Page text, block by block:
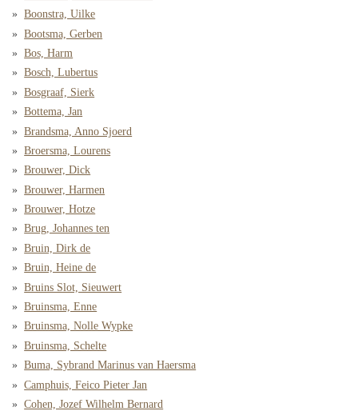
Boonstra, Uilke
Bootsma, Gerben
Bos, Harm
Bosch, Lubertus
Bosgraaf, Sierk
Bottema, Jan
Brandsma, Anno Sjoerd
Broersma, Lourens
Brouwer, Dick
Brouwer, Harmen
Brouwer, Hotze
Brug, Johannes ten
Bruin, Dirk de
Bruin, Heine de
Bruins Slot, Sieuwert
Bruinsma, Enne
Bruinsma, Nolle Wypke
Bruinsma, Schelte
Buma, Sybrand Marinus van Haersma
Camphuis, Feico Pieter Jan
Cohen, Jozef Wilhelm Bernard